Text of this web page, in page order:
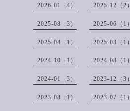
2026-01（4） 2025-12（2）
2025-08（3） 2025-06（1）
2025-04（1） 2025-03（1）
2024-10（1） 2024-08（1）
2024-01（3） 2023-12（3）
2023-08（1） 2023-07（1）